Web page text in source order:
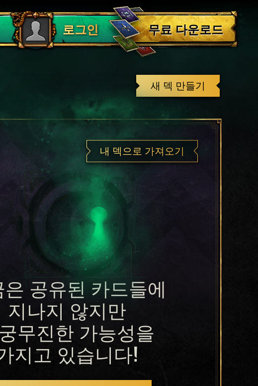
로그인
로그아웃
무료 다운로드
새 덱 만들기
내 덱으로 가져오기
은 공유된 카드들에
지나지 않지만
무진한 가능성을
지고 있습니다!